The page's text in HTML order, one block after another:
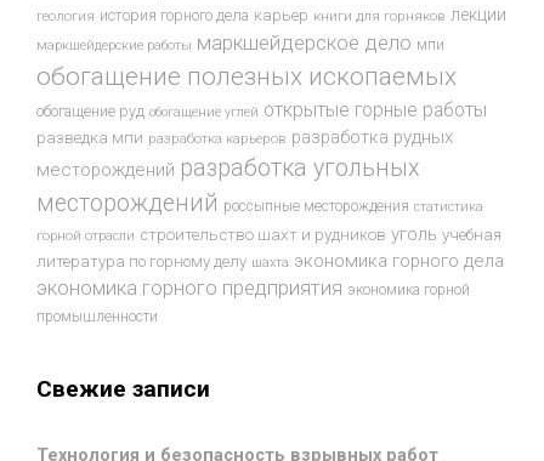
геология история горного дела карьер книги для горняков лекции
маркшейдерские работы маркшейдерское дело мпи
обогащение полезных ископаемых
обогащение руд обогащение углей открытые горные работы
разведка мпи разработка карьеров разработка рудных
месторождений разработка угольных
месторождений россыпные месторождения статистика
горной отрасли строительство шахт и рудников уголь учебная
литература по горному делу шахта экономика горного дела
экономика горного предприятия экономика горной
промышленности
Свежие записи
Технология и безопасность взрывных работ